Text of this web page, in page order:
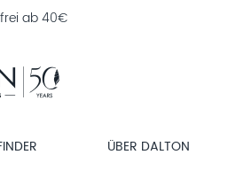
ab 40€
ÜBER DALTON